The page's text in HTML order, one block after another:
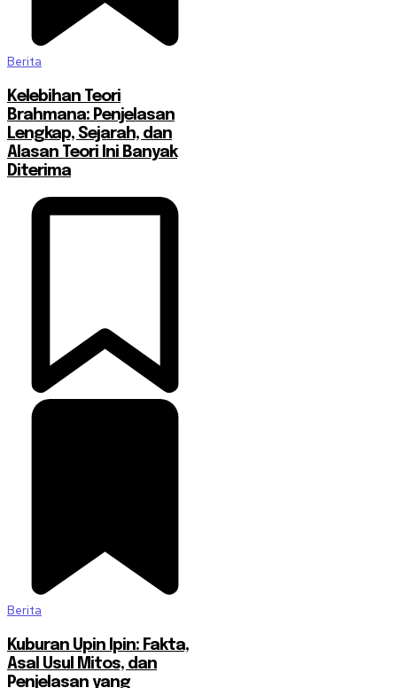
Berita
Kelebihan Teori
Brahmana: Penjelasan
Lengkap, Sejarah, dan
Alasan Teori Ini Banyak
Diterima
Berita
Kuburan Upin Ipin: Fakta,
Asal Usul Mitos, dan
Penjelasan yang